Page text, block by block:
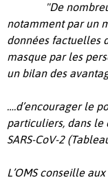
"De nombreux
notamment par un
données factuelles
masque par les
un bilan des
….d’encourager le
particuliers, dans le
SARS-CoV-2
L’OMS conseille